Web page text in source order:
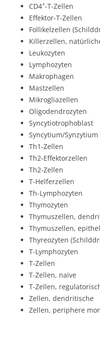
CD4+-T-Zellen
Effektor-T-Zellen
Follikelzellen
Killerzellen,
Leukozyten
Lymphozyten
Makrophagen
Mastzellen
Mikrogliazellen
Oligodendrozyten
Syncytiotrophoblast
Syncytium/Synzytium
Th1-Zellen
Th2-Effektorzellen
Th2-Zellen
T-Helferzellen
Th-Lymphozyten
Thymozyten
Thymuszellen,
Thymuszellen,
Thyreozyten
T-Lymphozyten
T-Zellen
T-Zellen, naive
T-Zellen,
Zellen, dendritische
Zellen, periphere